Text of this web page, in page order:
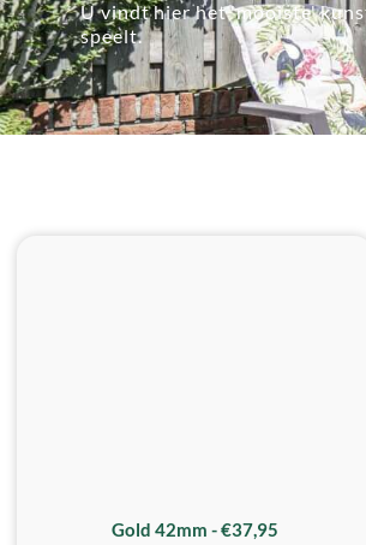
U vindt hier het 'mooiste'
speelt.
Gold 42mm - €37,95